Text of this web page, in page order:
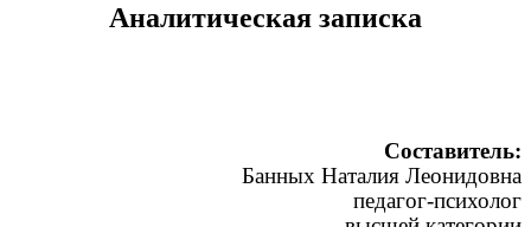
Аналитическая записка
Составитель:
Банных Наталия Леонидовна
педагог-психолог